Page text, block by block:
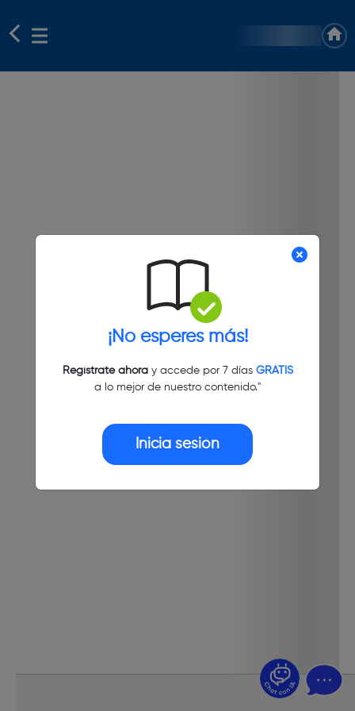
¡No esperes más!
Regístrate ahoray accede por 7 días GRATIS
a lo mejor de nuestro contenido."
Inicia sesión